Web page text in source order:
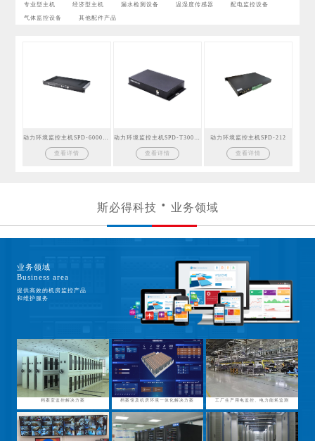
专业型主机 经济型主机 漏水检测设备 温湿度传感器 配电监控设备
气体监控设备 其他配件产品
查看详情 查看详情
动力环境监控主机SPD-212
查看详情
斯必得科技 业务领域
业务领域
Business area
提供高效的机房监控产品
和维护服务
档案室监控解决方案 档案馆及机房环境一体化解决方案 工厂生产用电监控、电力能耗监测